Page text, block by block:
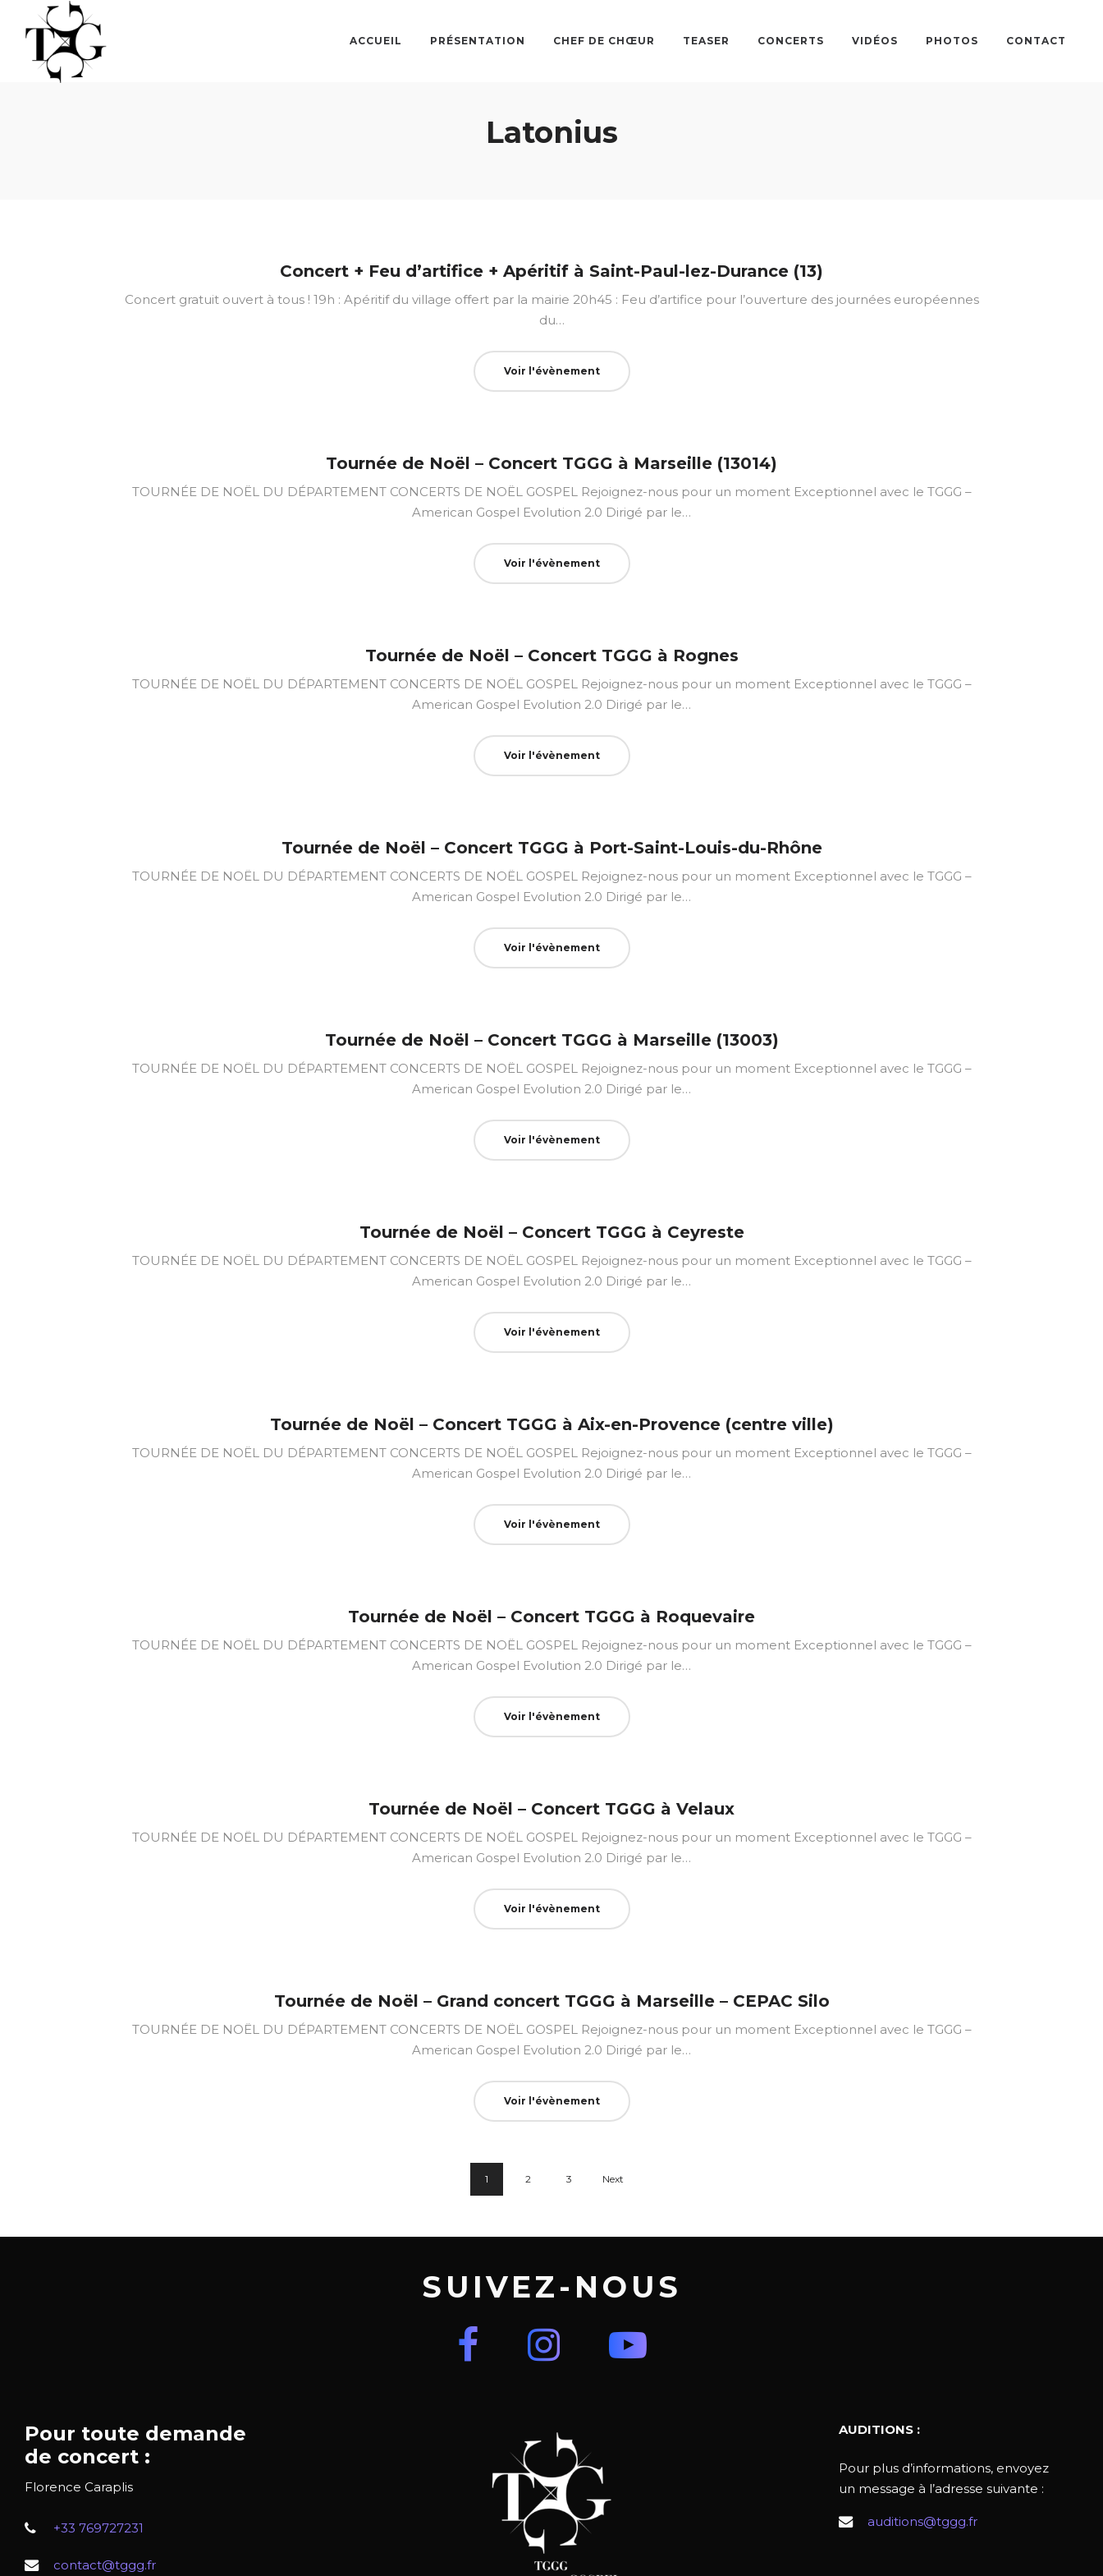
TGGG
TGGG ACCUEIL PRÉSENTATION CHEF DE CHŒUR TEASER CONCERTS VIDÉOS PHOTOS CONTACT
Latonius
Concert + Feu d’artifice + Apéritif à Saint-Paul-lez-Durance (13)
Concert gratuit ouvert à tous ! 19h : Apéritif du village offert par la mairie 20h45 : Feu d’artifice pour l’ouverture des journées européennes
du…
Voir l'évènement
Tournée de Noël – Concert TGGG à Marseille (13014)
TOURNÉE DE NOËL DU DÉPARTEMENT CONCERTS DE NOËL GOSPEL Rejoignez-nous pour un moment Exceptionnel avec le TGGG –
American Gospel Evolution 2.0 Dirigé par le…
Voir l'évènement
Tournée de Noël – Concert TGGG à Rognes
TOURNÉE DE NOËL DU DÉPARTEMENT CONCERTS DE NOËL GOSPEL Rejoignez-nous pour un moment Exceptionnel avec le TGGG –
American Gospel Evolution 2.0 Dirigé par le…
Voir l'évènement
Tournée de Noël – Concert TGGG à Port-Saint-Louis-du-Rhône
TOURNÉE DE NOËL DU DÉPARTEMENT CONCERTS DE NOËL GOSPEL Rejoignez-nous pour un moment Exceptionnel avec le TGGG –
American Gospel Evolution 2.0 Dirigé par le…
Voir l'évènement
Tournée de Noël – Concert TGGG à Marseille (13003)
TOURNÉE DE NOËL DU DÉPARTEMENT CONCERTS DE NOËL GOSPEL Rejoignez-nous pour un moment Exceptionnel avec le TGGG –
American Gospel Evolution 2.0 Dirigé par le…
Voir l'évènement
Tournée de Noël – Concert TGGG à Ceyreste
TOURNÉE DE NOËL DU DÉPARTEMENT CONCERTS DE NOËL GOSPEL Rejoignez-nous pour un moment Exceptionnel avec le TGGG –
American Gospel Evolution 2.0 Dirigé par le…
Voir l'évènement
Tournée de Noël – Concert TGGG à Aix-en-Provence (centre ville)
TOURNÉE DE NOËL DU DÉPARTEMENT CONCERTS DE NOËL GOSPEL Rejoignez-nous pour un moment Exceptionnel avec le TGGG –
American Gospel Evolution 2.0 Dirigé par le…
Voir l'évènement
Tournée de Noël – Concert TGGG à Roquevaire
TOURNÉE DE NOËL DU DÉPARTEMENT CONCERTS DE NOËL GOSPEL Rejoignez-nous pour un moment Exceptionnel avec le TGGG –
American Gospel Evolution 2.0 Dirigé par le…
Voir l'évènement
Tournée de Noël – Concert TGGG à Velaux
TOURNÉE DE NOËL DU DÉPARTEMENT CONCERTS DE NOËL GOSPEL Rejoignez-nous pour un moment Exceptionnel avec le TGGG –
American Gospel Evolution 2.0 Dirigé par le…
Voir l'évènement
Tournée de Noël – Grand concert TGGG à Marseille – CEPAC Silo
TOURNÉE DE NOËL DU DÉPARTEMENT CONCERTS DE NOËL GOSPEL Rejoignez-nous pour un moment Exceptionnel avec le TGGG –
American Gospel Evolution 2.0 Dirigé par le…
Voir l'évènement
1 2 3 Next
SUIVEZ-NOUS
Pour toute demande
de concert :
Florence Caraplis
+33 769727231
contact@tggg.fr
AUDITIONS :
Pour plus d’informations, envoyez
un message à l’adresse suivante :
auditions@tggg.fr